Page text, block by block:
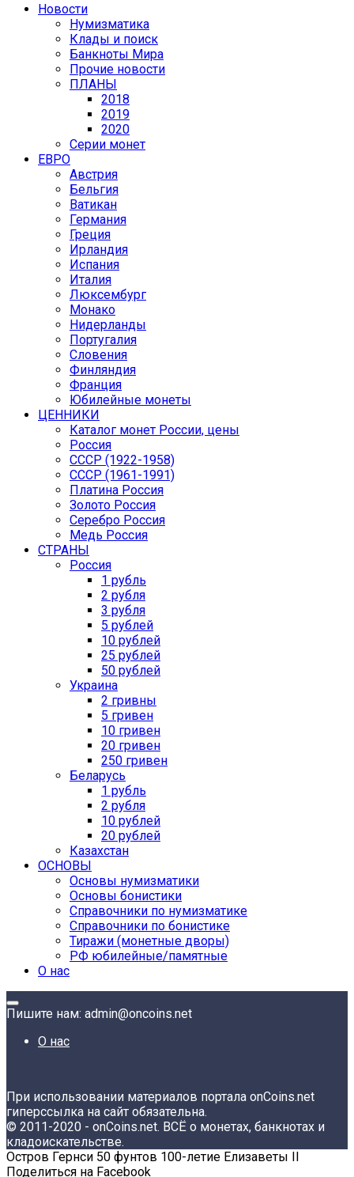
Новости
Нумизматика
Клады и поиск
Банкноты Мира
Прочие новости
ПЛАНЫ
2018
2019
2020
Серии монет
ЕВРО
Австрия
Бельгия
Ватикан
Германия
Греция
Ирландия
Испания
Италия
Люксембург
Монако
Нидерланды
Португалия
Словения
Финляндия
Франция
Юбилейные монеты
ЦЕННИКИ
Каталог монет России, цены
Россия
СССР (1922-1958)
CCCР (1961-1991)
Платина Россия
Золото Россия
Серебро Россия
Медь Россия
СТРАНЫ
Россия
1 рубль
2 рубля
3 рубля
5 рублей
10 рублей
25 рублей
50 рублей
Украина
2 гривны
5 гривен
10 гривен
20 гривен
250 гривен
Беларусь
1 рубль
2 рубля
10 рублей
20 рублей
Казахстан
ОСНОВЫ
Основы нумизматики
Основы бонистики
Справочники по нумизматике
Справочники по бонистике
Тиражи (монетные дворы)
РФ юбилейные/памятные
О нас
Пишите нам: admin@oncoins.net
О нас
При использовании материалов портала onCoins.net
гиперссылка на сайт обязательна.
© 2011-2020 - onCoins.net. ВСЁ о монетах, банкнотах и
кладоискательстве.
Остров Гернси 50 фунтов 100-летие Елизаветы II
Поделиться на Facebook